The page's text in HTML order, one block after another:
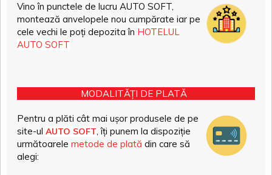
Vino în punctele de lucru AUTO SOFT,
montează anvelopele nou cumpărate iar pe
cele vechi le poți depozita în HOTELUL
AUTO SOFT
MODALITĂȚI DE PLATĂ
Pentru a plăti cât mai ușor produsele de pe
site-ul AUTO SOFT, îți punem la dispoziție
următoarele metode de plată din care să
alegi: